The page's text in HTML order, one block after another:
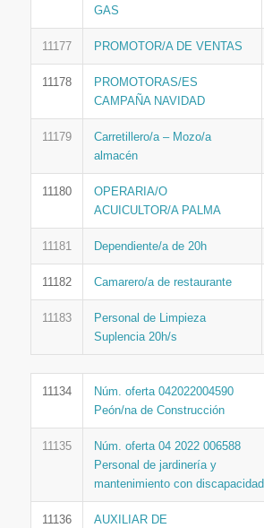
GAS
11177 PROMOTOR/A DE VENTAS
11178
PROMOTORAS/ES
CAMPAÑA NAVIDAD
11179
Carretillero/a – Mozo/a
almacén
11180
OPERARIA/O
ACUICULTOR/A PALMA
11181 Dependiente/a de 20h
11182 Camarero/a de restaurante
11183
Personal de Limpieza
Suplencia 20h/s
11134
Núm. oferta 042022004590
Peón/na de Construcción
11135
Núm. oferta 04 2022 006588
Personal de jardinería y
mantenimiento con discapacidad
11136
AUXILIAR DE